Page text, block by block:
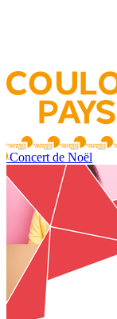
Concert de Noël